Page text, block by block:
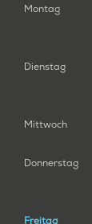
Montag
Dienstag
Mittwoch
Donnerstag
Freitag